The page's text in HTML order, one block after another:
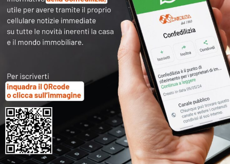
Archivi
Categorie